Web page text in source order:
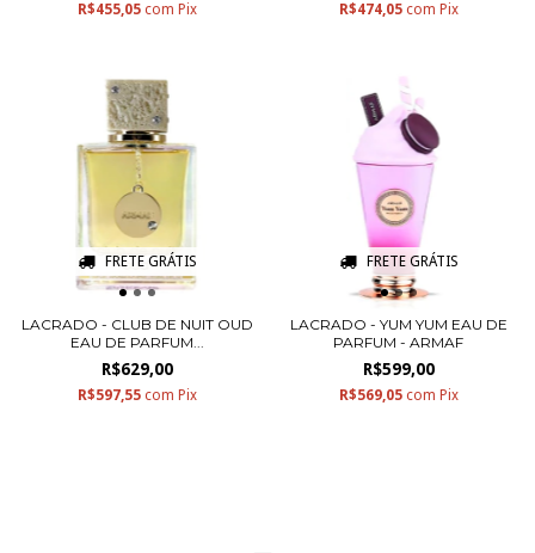
R$455,05 com Pix R$474,05 com Pix
FRETE GRÁTIS
LACRADO - CLUB DE NUIT OUD
EAU DE PARFUM...
R$629,00
R$597,55 com Pix
FRETE GRÁTIS
LACRADO - YUM YUM EAU DE
PARFUM - ARMAF
R$599,00
R$569,05 com Pix